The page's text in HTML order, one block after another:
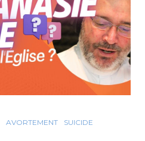
AVORTEMENT
SUICIDE